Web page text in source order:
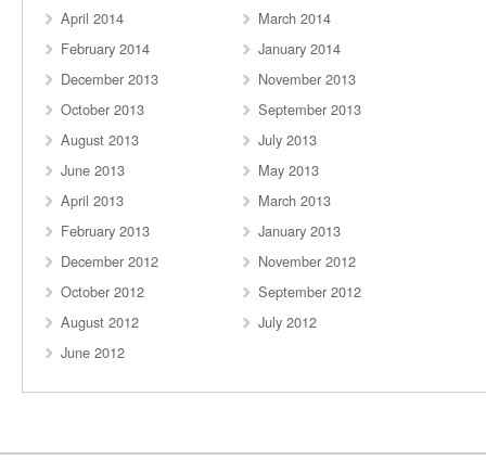
April 2014
March 2014
February 2014
January 2014
December 2013
November 2013
October 2013
September 2013
August 2013
July 2013
June 2013
May 2013
April 2013
March 2013
February 2013
January 2013
December 2012
November 2012
October 2012
September 2012
August 2012
July 2012
June 2012